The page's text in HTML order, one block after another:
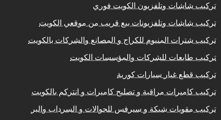
تركيب شاشات وتلفزيون الكويت فوري
تركيب شاشات وتلفزيونات بيع قريب من موقعي الكويت
تركيب شترات المنيوم للكراج و المصانع والشركات بالكويت
تركيب طابعات للشركات والمؤسسات الكويت
تركيب قطع غيار سيارات كورية
تركيب كاميرات مراقبة و تصليح كاميرات و انتركم بالكويت
تركيب مقويات شبكة و سيرفس للجوالات و السرداب والبر